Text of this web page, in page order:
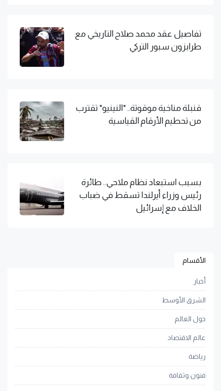
تفاصيل عقد محمد صلاح التاريخي مع
طرابزون سبور التركي
قنبلة مناخية موقوتة.. "النينيو" تقترب
من تحطيم الأرقام القياسية
بسبب استبعاد نظام ملاحي.. طائرة
رئيس وزراء أيرلندا تسقط في ضباب
الخلاف مع إسرائيل
الأقسام
أخبار
الشرق الأوسط
حول العالم
عالم الاقتصاد
رياضة
فنون وثقافة